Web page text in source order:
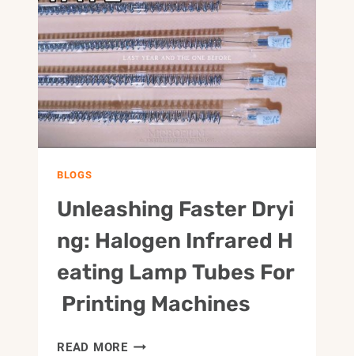
BLOGS
Unleashing Faster Dryi
Ng: Halogen Infrared H
Eating Lamp Tubes For
Printing Machines
READ MOREUNLEASHING FASTER DRYING: